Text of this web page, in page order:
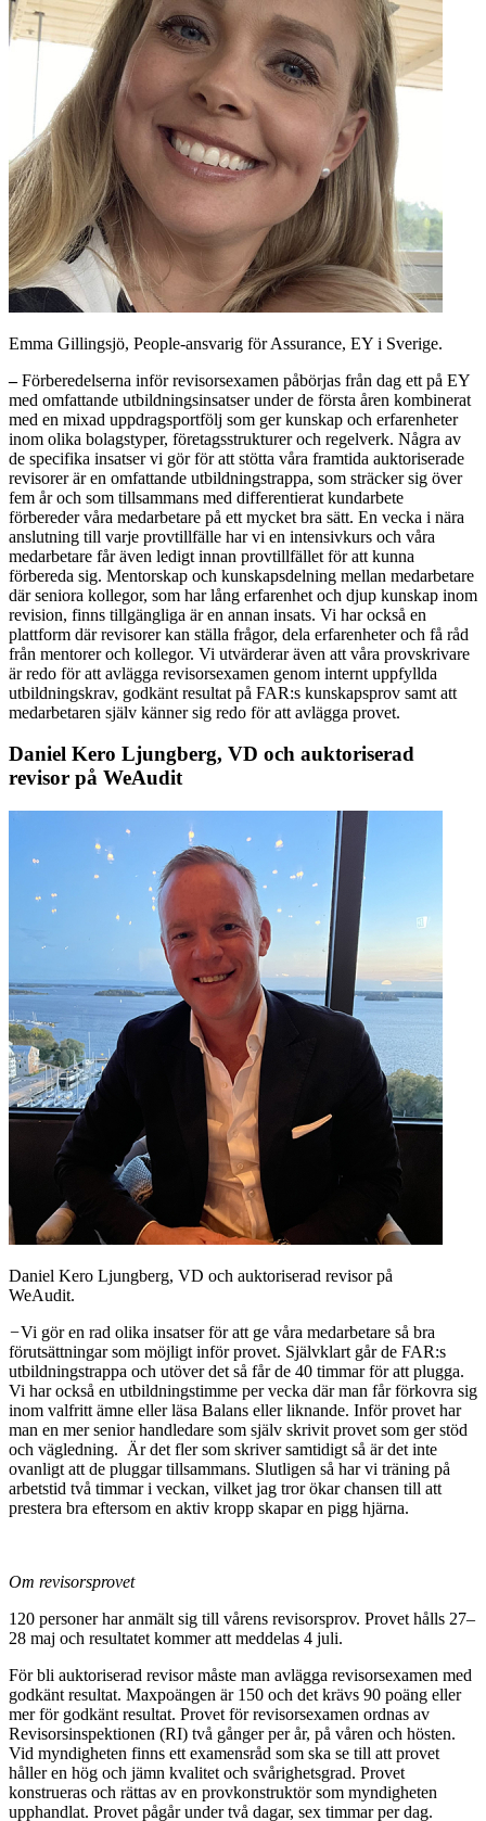
Emma Gillingsjö, People-ansvarig för Assurance, EY i Sverige.
–Förberedelserna inför revisorsexamen påbörjas från dag ett på EY
med omfattande utbildningsinsatser under de första åren kombinerat
med en mixad uppdragsportfölj som ger kunskap och erfarenheter
inom olika bolagstyper, företagsstrukturer och regelverk. Några av
de specifika insatser vi gör för att stötta våra framtida auktoriserade
revisorer är en omfattande utbildningstrappa, som sträcker sig över
fem år och som tillsammans med differentierat kundarbete
förbereder våra medarbetare på ett mycket bra sätt. En vecka i nära
anslutning till varje provtillfälle har vi en intensivkurs och våra
medarbetare får även ledigt innan provtillfället för att kunna
förbereda sig. Mentorskap och kunskapsdelning mellan medarbetare
där seniora kollegor, som har lång erfarenhet och djup kunskap inom
revision, finns tillgängliga är en annan insats. Vi har också en
plattform där revisorer kan ställa frågor, dela erfarenheter och få råd
från mentorer och kollegor. Vi utvärderar även att våra provskrivare
är redo för att avlägga revisorsexamen genom internt uppfyllda
utbildningskrav, godkänt resultat på FAR:s kunskapsprov samt att
medarbetaren själv känner sig redo för att avlägga provet.
Daniel Kero Ljungberg, VD och auktoriserad
revisor på WeAudit
Daniel Kero Ljungberg, VD och auktoriserad revisor på
WeAudit.
−Vi gör en rad olika insatser för att ge våra medarbetare så bra
förutsättningar som möjligt inför provet. Självklart går de FAR:s
utbildningstrappa och utöver det så får de 40 timmar för att plugga.
Vi har också en utbildningstimme per vecka där man får förkovra sig
inom valfritt ämne eller läsa Balans eller liknande. Inför provet har
man en mer senior handledare som själv skrivit provet som ger stöd
och vägledning. Är det fler som skriver samtidigt så är det inte
ovanligt att de pluggar tillsammans. Slutligen så har vi träning på
arbetstid två timmar i veckan, vilket jag tror ökar chansen till att
prestera bra eftersom en aktiv kropp skapar en pigg hjärna.
Om revisorsprovet
120 personer har anmält sig till vårens revisorsprov. Provet hålls 27–
28 maj och resultatet kommer att meddelas 4 juli.
För bli auktoriserad revisor måste man avlägga revisorsexamen med
godkänt resultat. Maxpoängen är 150 och det krävs 90 poäng eller
mer för godkänt resultat. Provet för revisorsexamen ordnas av
Revisorsinspektionen (RI) två gånger per år, på våren och hösten.
Vid myndigheten finns ett examensråd som ska se till att provet
håller en hög och jämn kvalitet och svårighetsgrad. Provet
konstrueras och rättas av en provkonstruktör som myndigheten
upphandlat. Provet pågår under två dagar, sex timmar per dag.